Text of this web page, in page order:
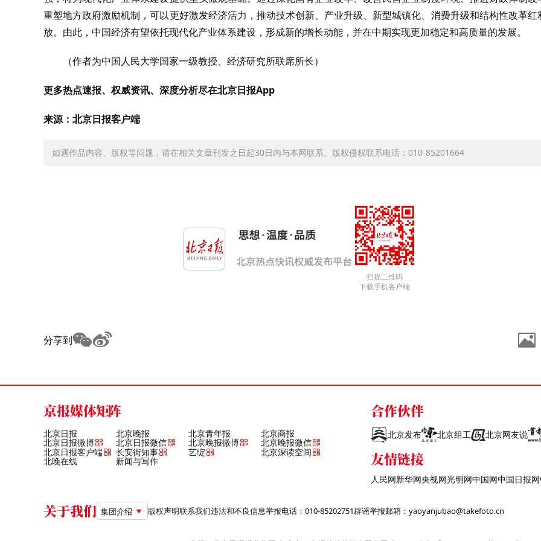
重塑地方政府激励机制，可以更好激发经济活力，推动技术创新、产业升级、新型城镇化、消费升级和结构性改革红
放。由此，中国经济有望依托现代化产业体系建设，形成新的增长动能，并在中期实现更加稳定和高质量的发展。
（作者为中国人民大学国家一级教授、经济研究所联席所长）
更多热点速报、权威资讯、深度分析尽在北京日报App
来源：北京日报客户端
如遇作品内容、版权等问题，请在相关文章刊发之日起30日内与本网联系。版权侵权联系电话：010-85201664
扫描二维码
下载手机客户端
分享到
京报媒体矩阵
北京日报 北京晚报 北京青年报 北京商报
北京日报微博 北京日报微信 北京晚报微博
北京晚报微信
北京日报客户端
长安街知事 艺绽 北京深读空间
北晚在线 新闻与写作
合作伙伴
北京发布 北京组工 北京网友说
友情链接
人民网新华网央视网光明网中国网中国日报网
关于我们 集团介绍 版权声明联系我们违法和不良信息举报电话：010-85202751辟谣举报邮箱：yaoyanjubao@takefoto.cn